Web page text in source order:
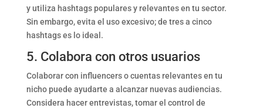
y utiliza hashtags populares y relevantes en tu sector.
Sin embargo, evita el uso excesivo; de tres a cinco
hashtags es lo ideal.
5. Colabora con otros usuarios
Colaborar con influencers o cuentas relevantes en tu
nicho puede ayudarte a alcanzar nuevas audiencias.
Considera hacer entrevistas, tomar el control de